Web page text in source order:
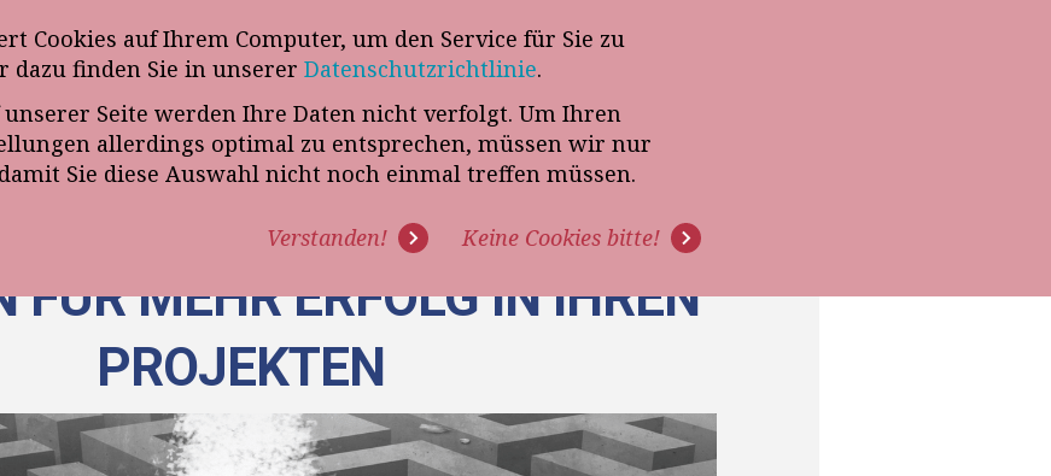
Cookies auf Ihrem Computer, um den Service für Sie zu
dazu finden Sie in unserer Datenschutzrichtlinie.
unserer Seite werden Ihre Daten nicht verfolgt. Um Ihren
allerdings optimal zu entsprechen, müssen wir nur
Sie diese Auswahl nicht noch einmal treffen müssen.
Verstanden! Keine Cookies bitte!
„VERKAUFSSTEUERER“ Telefon-Termin mit Thomas Witt
PROGRAMME EXPERTISE REFERENZEN BLOG PODCAST
FÜR MEHR ERFOLG IN IHREN
PROJEKTEN